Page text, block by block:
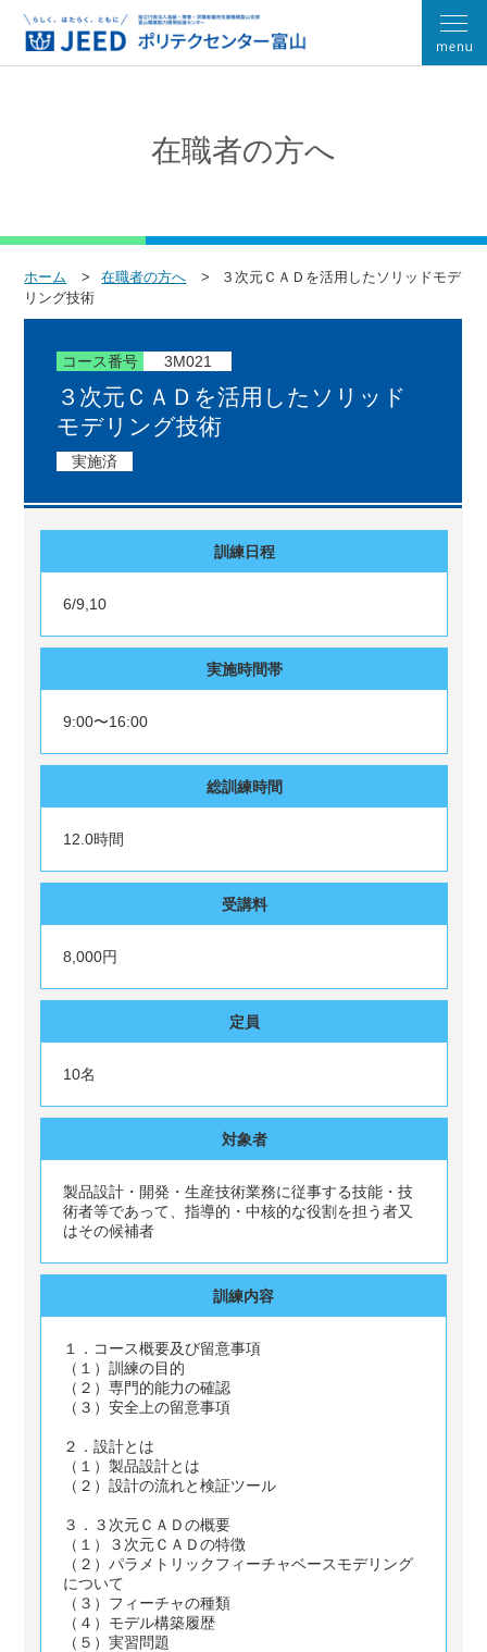
在職者の方へ
ホーム 在職者の方へ
３次元ＣＡＤを活用したソリッドモデ
リング技術
コース番号 3M021
３次元ＣＡＤを活用したソリッド
モデリング技術
実施済
訓練日程
6/9,10
実施時間帯
9:00〜16:00
総訓練時間
12.0時間
受講料
8,000円
定員
10名
対象者
製品設計・開発・生産技術業務に従事する技能・技
術者等であって、指導的・中核的な役割を担う者又
はその候補者
訓練内容
１．コース概要及び留意事項
（１）訓練の目的
（２）専門的能力の確認
（３）安全上の留意事項
２．設計とは
（１）製品設計とは
（２）設計の流れと検証ツール
３．３次元ＣＡＤの概要
（１）３次元ＣＡＤの特徴
（２）パラメトリックフィーチャベースモデリング
について
（３）フィーチャの種類
（４）モデル構築履歴
（５）実習問題